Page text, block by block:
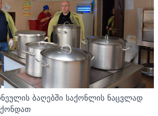
ბაღებში საქონლის ნაცვლად